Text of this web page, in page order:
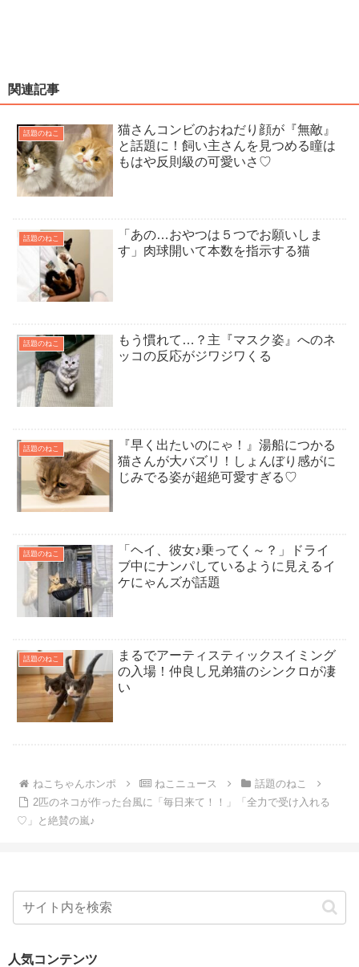
関連記事
話題のねこ
猫さんコンビのおねだり顔が『無敵』
と話題に！飼い主さんを見つめる瞳は
もはや反則級の可愛いさ♡
話題のねこ
「あの…おやつは５つでお願いしま
す」肉球開いて本数を指示する猫
話題のねこ
もう慣れて…？主『マスク姿』へのネ
ッコの反応がジワジワくる
話題のねこ
『早く出たいのにゃ！』湯船につかる
猫さんが大バズリ！しょんぼり感がに
じみでる姿が超絶可愛すぎる♡
話題のねこ
「ヘイ、彼女♪乗ってく～？」ドライ
ブ中にナンパしているように見えるイ
ケにゃんズが話題
話題のねこ
まるでアーティスティックスイミング
の入場！仲良し兄弟猫のシンクロが凄
い
ねこちゃんホンポ ねこニュース
話題のねこ
2匹のネコが作った台風に「毎日来て！！」「全力で受け入れる
♡」と絶賛の嵐♪
人気コンテンツ